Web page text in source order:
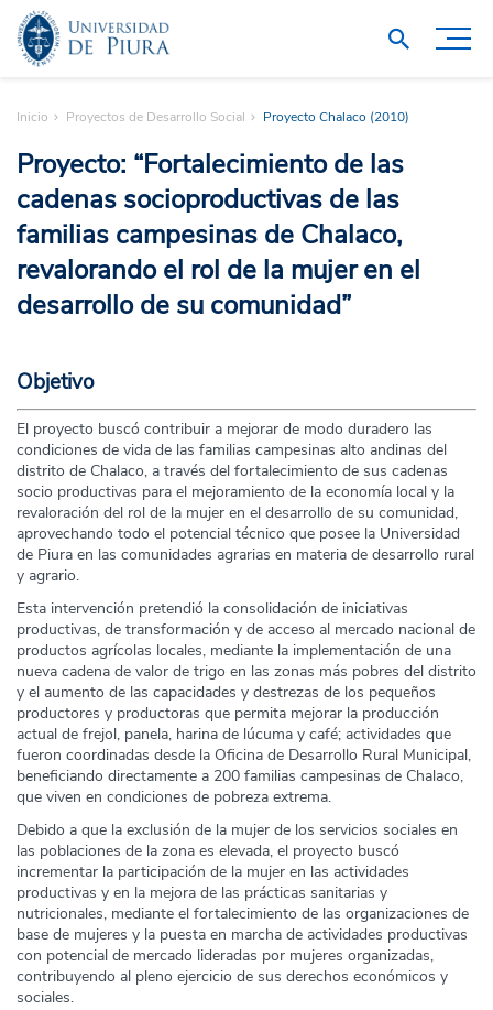
Inicio Proyectos de Desarrollo Social Proyecto Chalaco (2010)
Proyecto: “Fortalecimiento de las
cadenas socioproductivas de las
familias campesinas de Chalaco,
revalorando el rol de la mujer en el
desarrollo de su comunidad”
Objetivo
El proyecto buscó contribuir a mejorar de modo duradero las
condiciones de vida de las familias campesinas alto andinas del
distrito de Chalaco, a través del fortalecimiento de sus cadenas
socio productivas para el mejoramiento de la economía local y la
revaloración del rol de la mujer en el desarrollo de su comunidad,
aprovechando todo el potencial técnico que posee la Universidad
de Piura en las comunidades agrarias en materia de desarrollo rural
y agrario.
Esta intervención pretendió la consolidación de iniciativas
productivas, de transformación y de acceso al mercado nacional de
productos agrícolas locales, mediante la implementación de una
nueva cadena de valor de trigo en las zonas más pobres del distrito
y el aumento de las capacidades y destrezas de los pequeños
productores y productoras que permita mejorar la producción
actual de frejol, panela, harina de lúcuma y café; actividades que
fueron coordinadas desde la Oficina de Desarrollo Rural Municipal,
beneficiando directamente a 200 familias campesinas de Chalaco,
que viven en condiciones de pobreza extrema.
Debido a que la exclusión de la mujer de los servicios sociales en
las poblaciones de la zona es elevada, el proyecto buscó
incrementar la participación de la mujer en las actividades
productivas y en la mejora de las prácticas sanitarias y
nutricionales, mediante el fortalecimiento de las organizaciones de
base de mujeres y la puesta en marcha de actividades productivas
con potencial de mercado lideradas por mujeres organizadas,
contribuyendo al pleno ejercicio de sus derechos económicos y
sociales.